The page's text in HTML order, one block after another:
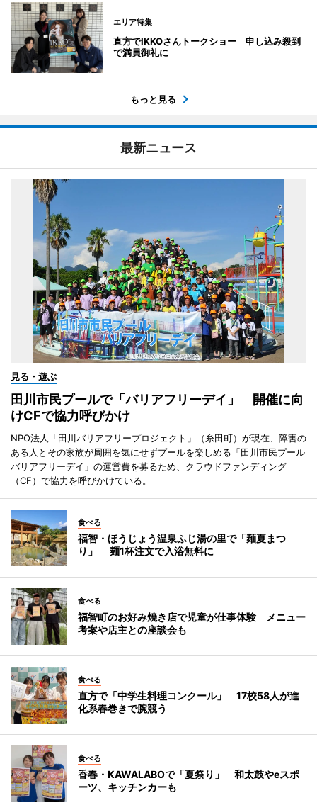
エリア特集
直方でIKKOさんトークショー 申し込み殺到
で満員御礼に
もっと見る
最新ニュース
見る・遊ぶ
田川市民プールで「バリアフリーデイ」 開催に向
けCFで協力呼びかけ
NPO法人「田川バリアフリープロジェクト」（糸田町）が現在、障害の
ある人とその家族が周囲を気にせずプールを楽しめる「田川市民プール
バリアフリーデイ」の運営費を募るため、クラウドファンディング
（CF）で協力を呼びかけている。
食べる
福智・ほうじょう温泉ふじ湯の里で「麺夏まつ
り」 麺1杯注文で入浴無料に
食べる
福智町のお好み焼き店で児童が仕事体験 メニュー
考案や店主との座談会も
食べる
直方で「中学生料理コンクール」 17校58人が進
化系春巻きで腕競う
食べる
香春・KAWALABOで「夏祭り」 和太鼓やeスポ
ーツ、キッチンカーも